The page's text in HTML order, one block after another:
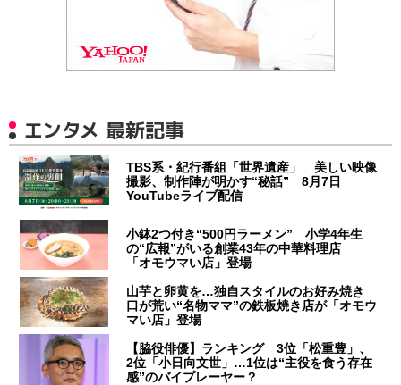
エンタメ 最新記事
TBS系・紀行番組「世界遺産」 美しい映像
撮影、制作陣が明かす“秘話” 8月7日
YouTubeライブ配信
小鉢2つ付き“500円ラーメン” 小学4年生
の“広報”がいる創業43年の中華料理店
「オモウマい店」登場
山芋と卵黄を…独自スタイルのお好み焼き
口が荒い“名物ママ”の鉄板焼き店が「オモウ
マい店」登場
【脇役俳優】ランキング 3位「松重豊」、
2位「小日向文世」…1位は“主役を食う存在
感”のバイプレーヤー？